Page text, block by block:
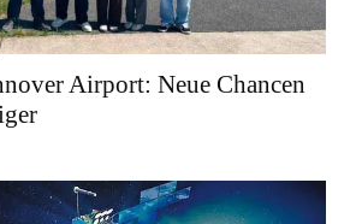
Airport: Neue Chancen